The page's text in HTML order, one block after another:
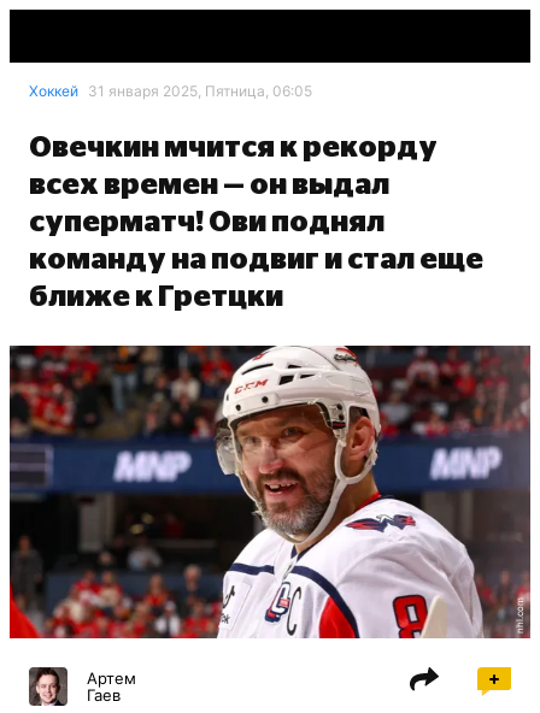
Хоккей 31 января 2025, Пятница, 06:05
Овечкин мчится к рекорду
всех времен — он выдал
суперматч! Ови поднял
команду на подвиг и стал еще
ближе к Гретцки
nhl.com
Артем
Гаев